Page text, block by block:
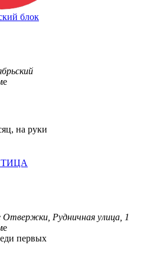
блок
на руки
Отвержки, Рудничная улица, 1
первых